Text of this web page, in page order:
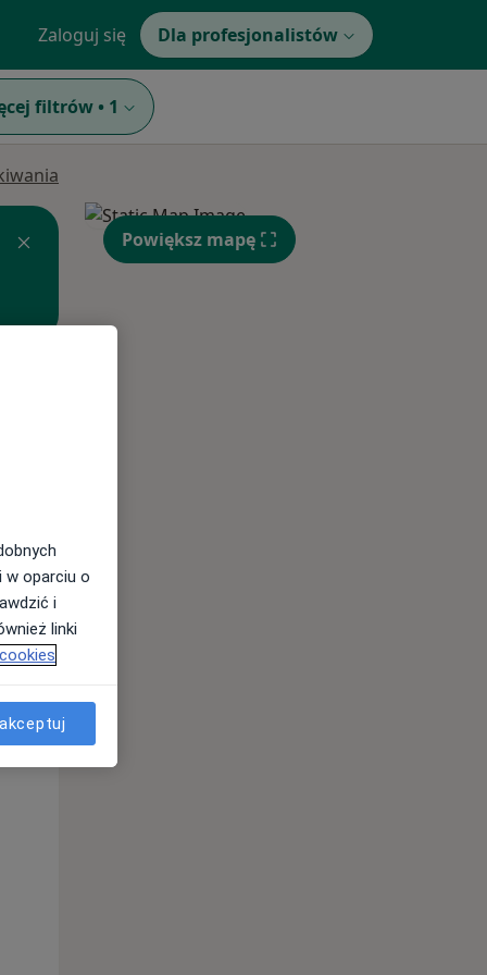
Zaloguj się Dla profesjonalistów
filtrów • 1
Czw,
13 Sie
Powiększ mapę
w oparciu o
i
linki